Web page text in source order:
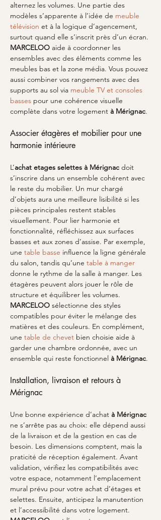
alternez les volumes. Une partie des
modèles s’apparente à l’idée de meuble
télévision et à la logique d’agencement,
surtout quand elle s’inscrit près d’un écran.
MARCELOO aide à coordonner les
ensembles avec des éléments comme les
meubles bas et la zone média. Vous pouvez
aussi combiner vos rangements avec des
supports au sol via meuble TV et consoles
basses pour une cohérence visuelle
complète dans votre logement à Mérignac.
Associer étagères et mobilier pour une
harmonie intérieure
L’achat etages selettes à Mérignac doit
s’inscrire dans un ensemble cohérent avec
le reste du mobilier. Un mur chargé
d’objets aura une meilleure lisibilité si les
pièces principales restent stables
visuellement. Pour lier harmonie et
fonctionnalité, réfléchissez aux surfaces
basses et aux zones d’assise. Par exemple,
une table basse influence la ligne générale
du salon, tandis qu’une table à manger
donne le rythme de la salle à manger. Les
étagères peuvent alors jouer le rôle de
structure et équilibrer les volumes.
MARCELOO sélectionne des styles
compatibles pour éviter le mélange des
matières et des couleurs. En complément,
une table de chevet bien choisie aide à
garder une chambre ordonnée, avec un
ensemble qui reste fonctionnel à Mérignac.
Installation, livraison et retours à
Mérignac
Une bonne expérience d’achat à Mérignac
ne s’arrête pas au choix: elle dépend aussi
de la livraison et de la gestion en cas de
besoin. Les dimensions comptent, mais la
praticité de réception également. Avant
validation, vérifiez les compatibilités avec
votre espace, notamment l’emplacement
mural prévu pour votre achat d’étages et
selettes. Ensuite, anticipez la manutention
et l’accessibilité dans votre logement.